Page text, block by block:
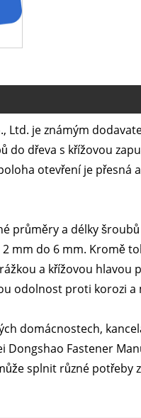
Ltd. je známým
do dřeva s křížovou
otevření je přesná
průměry a délky
mm do 6 mm. Kromě
a křížovou hlavou
odolnost proti korozi a
domácnostech,
Fastener
splnit různé potřeby